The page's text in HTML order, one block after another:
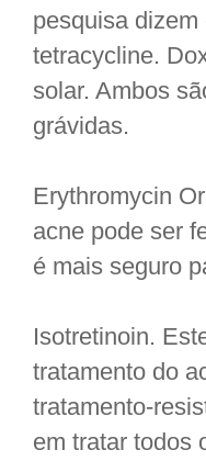
pesquisa
tetracycline.
solar. Ambos
grávidas.
Erythromycin
acne pode ser
é mais seguro
Isotretinoin.
tratamento do
tratamento-
em tratar todos